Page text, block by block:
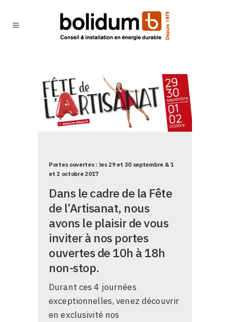
Portes ouvertes : les 29 et 30 septembre & 1
et 2 octobre 2017
Dans le cadre de la Fête
de l’Artisanat, nous
avons le plaisir de vous
inviter à nos portes
ouvertes de 10h à 18h
non-stop.
Durant ces 4 journées
exceptionnelles, venez découvrir
en exclusivité nos